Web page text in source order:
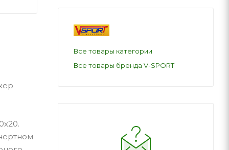
Все товары категории
Все товары бренда V-SPORT